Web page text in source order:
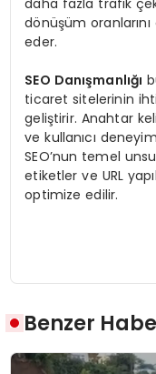
daha fazla trafik
dönüşüm oranlarını
eder.
SEO Danışmanlığı
ticaret sitelerinin
geliştirir. Anahtar
ve kullanıcı
SEO’nun temel
etiketler ve URL
optimize edilir.
Benzer